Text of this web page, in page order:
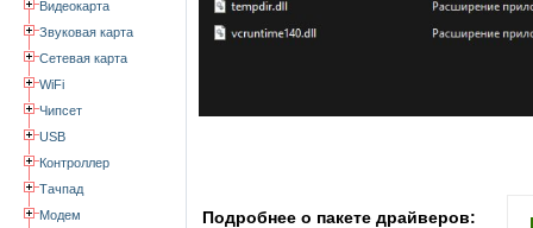
Видеокарта
Звуковая карта
Сетевая карта
WiFi
Чипсет
USB
Контроллер
Тачпад
Модем
Подробнее о пакете драйверов: